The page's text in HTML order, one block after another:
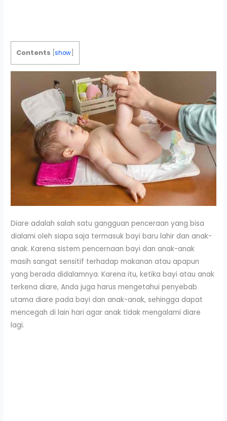
Contents [show
Diare adalah salah satu gangguan penceraan yang bisa
dialami oleh siapa saja termasuk bayi baru lahir dan anak-
anak. Karena sistem pencernaan bayi dan anak-anak
masih sangat sensitif terhadap makanan atau apapun
yang berada didalamnya. Karena itu, ketika bayi atau anak
terkena diare, Anda juga harus mengetahui penyebab
utama diare pada bayi dan anak-anak, sehingga dapat
mencegah di lain hari agar anak tidak mengalami diare
lagi.